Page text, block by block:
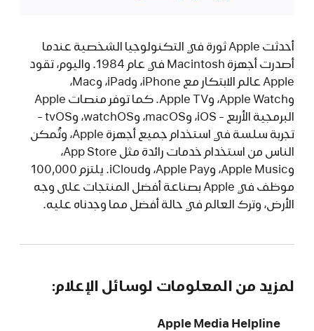
أحدثت Apple ثورة في التكنولوجيا الشخصية عندما
أصدرت أجهزة Macintosh في عام 1984. واليوم، تقود
Apple عالم الابتكار مع iPhone، وiPad، وMac،
وApple Watch، وApple TV. كما توفر منصات Apple
البرمجية الأربع - iOS، وmacOS، وwatchOS، وtvOS -
تجربة سلسة في استخدام جميع أجهزة Apple، وتُمكن
الناس من استخدام خدمات رائدة مثل App Store،
وApple Music، وApple Pay، وiCloud. يلتزم 100,000
موظف في Apple بصناعة أفضل المنتجات على وجه
الأرض، وترك العالم في حالة أفضل مما وجدناه عليه.
لمزيد من المعلومات لوسائل الإعلام:
Apple Media Helpline